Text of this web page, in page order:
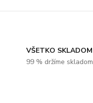
VŠETKO SKLADOM
99 % držíme skladom